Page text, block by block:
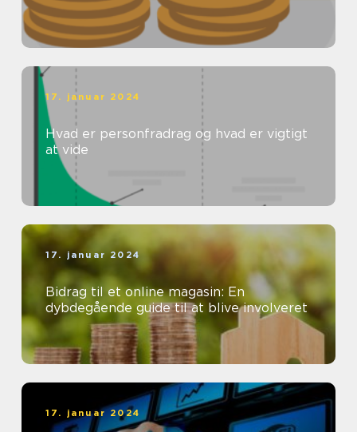
17. januar 2024
Hvad er personfradrag og hvad er vigtigt
at vide
17. januar 2024
Bidrag til et online magasin: En
dybdegående guide til at blive involveret
17. januar 2024